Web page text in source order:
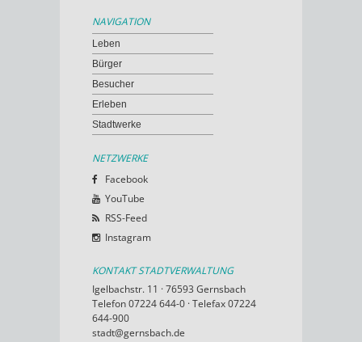
NAVIGATION
Leben
Bürger
Besucher
Erleben
Stadtwerke
NETZWERKE
Facebook
YouTube
RSS-Feed
Instagram
KONTAKT STADTVERWALTUNG
Igelbachstr. 11 · 76593 Gernsbach
Telefon 07224 644-0 · Telefax 07224
644-900
stadt@gernsbach.de